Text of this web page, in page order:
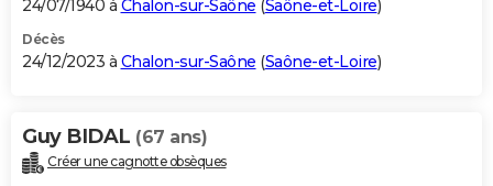
24/07/1940 à Chalon-sur-Saône (Saône-et-Loire)
Décès
24/12/2023 à Chalon-sur-Saône (Saône-et-Loire)
Guy BIDAL (67 ans)
Créer une cagnotte obsèques